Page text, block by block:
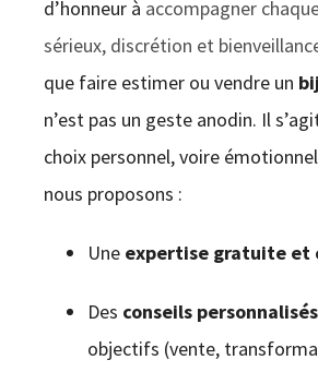
d’honneur à accompagner
sérieux, discrétion et
que faire estimer ou vendre un
n’est pas un geste anodin. Il
choix personnel, voire
nous proposons :
Une expertise gratuite et
Des conseils personnalisés
objectifs (vente,